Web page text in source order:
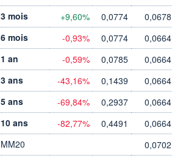
3 mois
+9,60% 0,0774
0,0678
6 mois
-0,93% 0,0774
0,0664
1 an
-0,59% 0,0785
0,0664
3 ans
-43,16% 0,1439
0,0664
5 ans
-69,84% 0,2937
0,0664
10 ans
-82,77% 0,4491
0,0664
MM20
0,0702